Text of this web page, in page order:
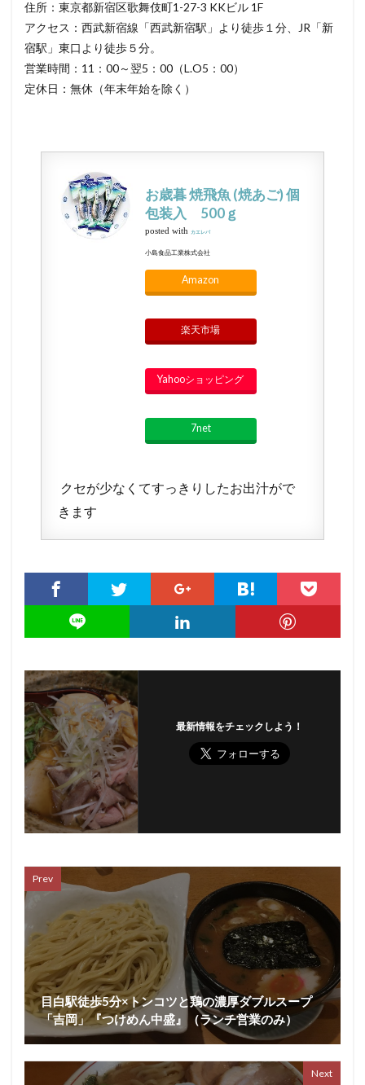
住所：東京都新宿区歌舞伎町1-27-3 KKビル 1F
アクセス：西武新宿線「西武新宿駅」より徒歩１分、JR「新
宿駅」東口より徒歩５分。
営業時間：11：00～翌5：00（L.O5：00）
定休日：無休（年末年始を除く）
お歳暮 焼飛魚 (焼あご) 個
包装入 500ｇ
posted with カエレバ
小島食品工業株式会社
Amazon
楽天市場
Yahooショッピング
7net
クセが少なくてすっきりしたお出汁がで
きます
最新情報をチェックしよう！
Prev
目白駅徒歩5分×トンコツと鶏の濃厚ダブルスープ
「吉岡」『つけめん中盛』（ランチ営業のみ）
Next